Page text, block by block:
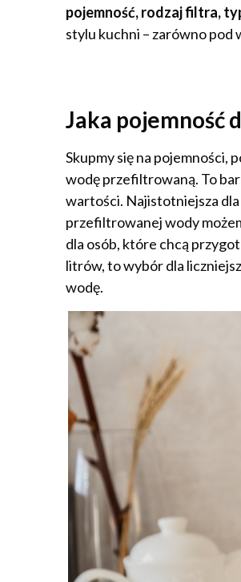
pojemność, rodzaj filtra,
stylu kuchni – zarówno pod
Jaka pojemność
Skupmy się na pojemności,
wodę przefiltrowaną. To
wartości. Najistotniejsza
przefiltrowanej wody
dla osób, które chcą
litrów, to wybór dla
wodę.